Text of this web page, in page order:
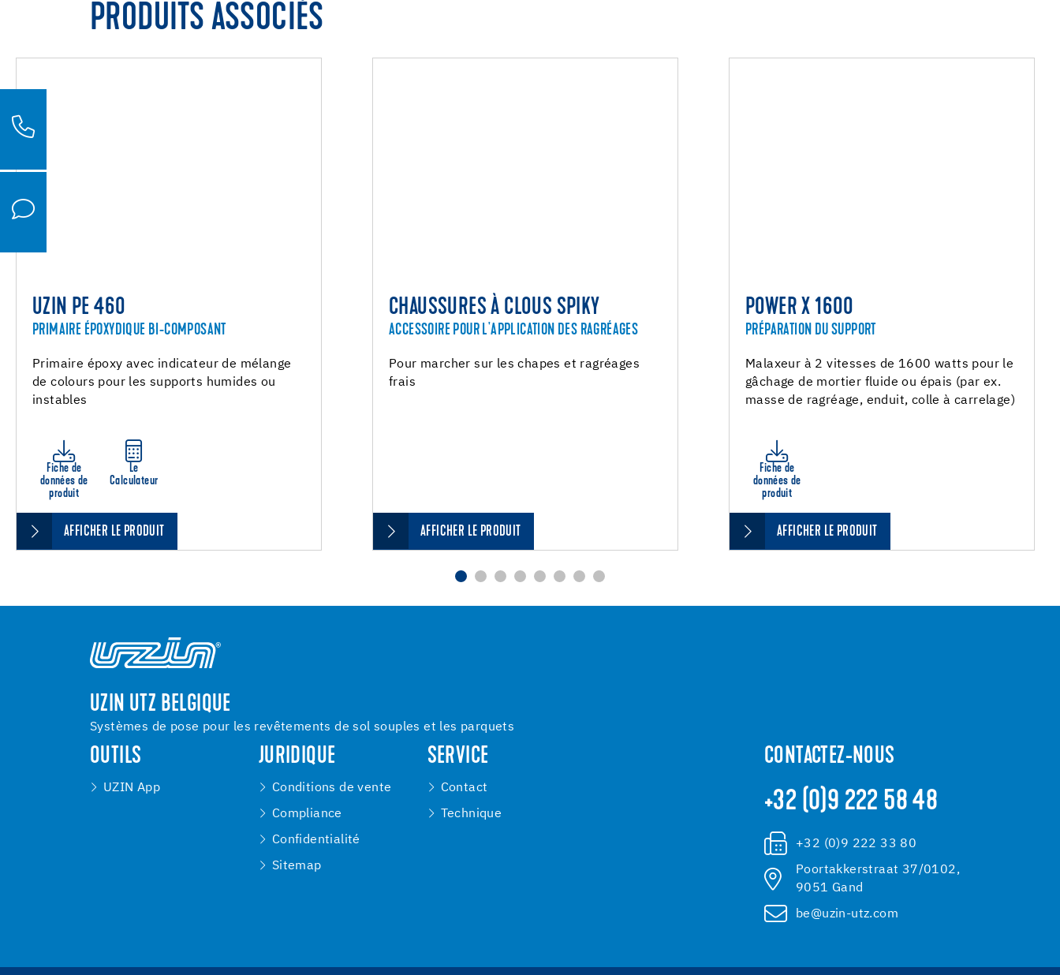
PRODUITS ASSOCIÉS
UZIN PE 460
PRIMAIRE ÉPOXYDIQUE BI-COMPOSANT
Primaire époxy avec indicateur de mélange
de colours pour les supports humides ou
instables
Fiche de
données de
produit
Le
Calculateur
AFFICHER LE PRODUIT
CHAUSSURES À CLOUS SPIKY
ACCESSOIRE POUR L'APPLICATION DES RAGRÉAGES
Pour marcher sur les chapes et ragréages
frais
AFFICHER LE PRODUIT
POWER X 1600
PRÉPARATION DU SUPPORT
Malaxeur à 2 vitesses de 1600 watts pour le
gâchage de mortier fluide ou épais (par ex.
masse de ragréage, enduit, colle à carrelage)
Fiche de
données de
produit
AFFICHER LE PRODUIT
UZIN UTZ BELGIQUE
Systèmes de pose pour les revêtements de sol souples et les parquets
OUTILS
UZIN App
JURIDIQUE
Conditions de vente
Compliance
Confidentialité
Sitemap
SERVICE
Contact
Technique
CONTACTEZ-NOUS
+32 (0)9 222 58 48
+32 (0)9 222 33 80
Poortakkerstraat 37/0102,
9051 Gand
be@uzin-utz.com